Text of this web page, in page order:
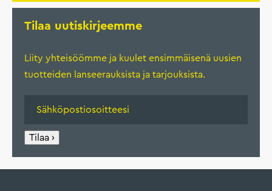
Tilaa uutiskirjeemme
Liity yhteisöömme ja kuulet ensimmäisenä uusien
tuotteiden lanseerauksista ja tarjouksista.
Tilaa ›